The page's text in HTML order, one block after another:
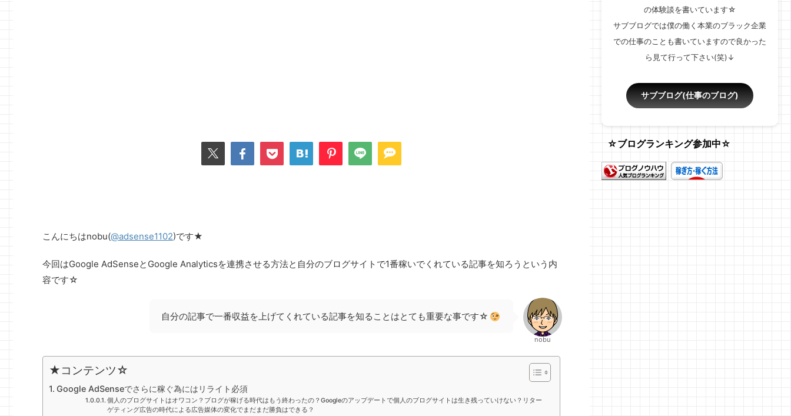
こんにちはnobu(@adsense1102)です★
今回はGoogle AdSenseとGoogle Analyticsを連携させる方法と自分のブログサイトで1番稼いでくれている記事を知ろうという内
容です☆
自分の記事で一番収益を上げてくれている記事を知ることはとても重要な事です☆
nobu
★コンテンツ☆
Google AdSenseでさらに稼ぐ為にはリライト必須
個人のブログサイトはオワコン？ブログが稼げる時代はもう終わったの？Googleのアップデートで個人のブログサイトは生き残っていけない？リター
ゲティング広告の時代による広告媒体の変化でまだまだ勝負はできる？
の体験談を書いています☆
サブブログでは僕の働く本業のブラック企業
での仕事のことも書いていますので良かった
ら見て行って下さい(笑)↓
サブブログ(仕事のブログ)
☆ブログランキング参加中☆